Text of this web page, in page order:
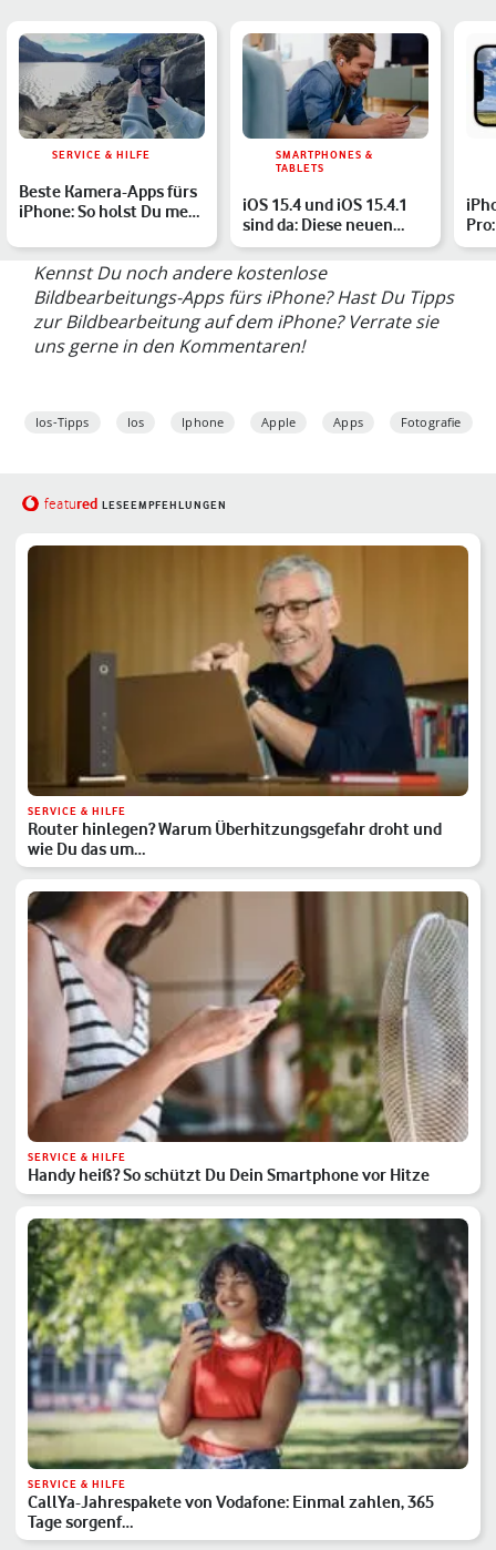
SERVICE & HILFE
Beste Kamera-Apps fürs
iPhone: So holst Du mehr
SMARTPHONES &
TABLETS
iOS 15.4 und iOS 15.4.1
sind da: Diese neuen
Features erwarten Di…
Kennst Du noch andere kostenlose
Bildbearbeitungs-Apps fürs iPhone? Hast Du Tipps
zur Bildbearbeitung auf dem iPhone? Verrate sie
uns gerne in den Kommentaren!
Ios-Tipps Ios Iphone Apple Apps Fotografie
featured LESEEMPFEHLUNGEN
SERVICE & HILFE
Router hinlegen? Warum Überhitzungsgefahr droht und
wie Du das um…
SERVICE & HILFE
Handy heiß? So schützt Du Dein Smartphone vor Hitze
SERVICE & HILFE
CallYa-Jahrespakete von Vodafone: Einmal zahlen, 365
Tage sorgenf…